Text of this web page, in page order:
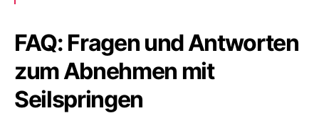
FAQ: Fragen und Antworten
zum Abnehmen mit
Seilspringen​